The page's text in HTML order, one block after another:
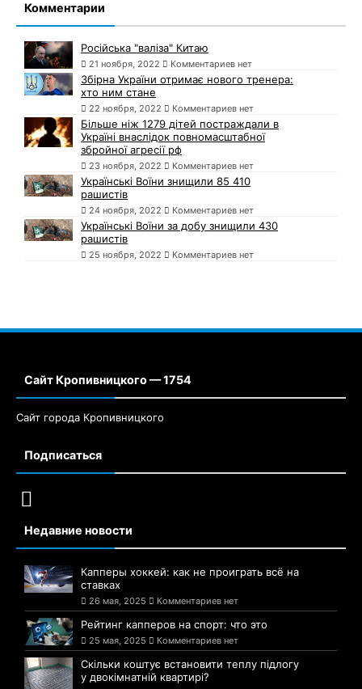
Комментарии
Російська "валіза" Китаю
21 ноября, 2022 Комментариев нет
Збірна України отримає нового тренера:
хто ним стане
22 ноября, 2022 Комментариев нет
Більше ніж 1279 дітей постраждали в
Україні внаслідок повномасштабної
збройної агресії рф
23 ноября, 2022 Комментариев нет
Українські Воїни знищили 85 410
рашистів
24 ноября, 2022 Комментариев нет
Українські Воїни за добу знищили 430
рашистів
25 ноября, 2022 Комментариев нет
Сайт Кропивницкого — 1754
Сайт города Кропивницкого
Подписаться
Недавние новости
Капперы хоккей: как не проиграть всё на
ставках
26 мая, 2025 Комментариев нет
Рейтинг капперов на спорт: что это
25 мая, 2025 Комментариев нет
Скільки коштує встановити теплу підлогу
у двокімнатній квартирі?